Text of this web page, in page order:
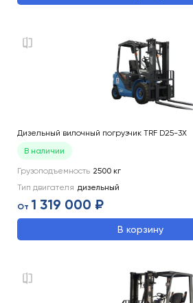
Дизельный вилочный погрузчик TRF D25-3X
В наличии
Грузоподъемность 2500 кг
Тип двигателя дизельный
От 1 319 000 ₽
В корзину